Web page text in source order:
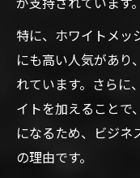
由
美容室メ
ー
メンズ必
福岡美容
特に、ホワイトメッ
にも高い人気があり
れています。さらに
イトを加えることで
になるため、ビジネ
の理由です。